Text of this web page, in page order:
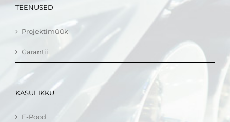
TEENUSED
Projektimüük
Garantii
KASULIKKU
E-Pood